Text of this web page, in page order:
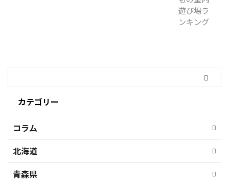
カテゴリー
コラム
北海道
青森県